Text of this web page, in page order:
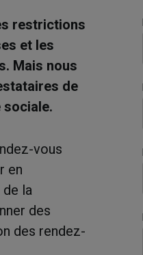
restrictions
et les
Mais nous
de
vous
en
la
des
des rendez-